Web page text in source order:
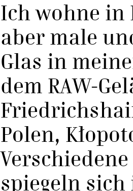
Ich wohne in
aber male
Glas in
dem RAW-
Polen,
spiegeln